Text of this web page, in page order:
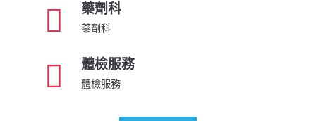
藥劑科
藥劑科
體檢服務
體檢服務